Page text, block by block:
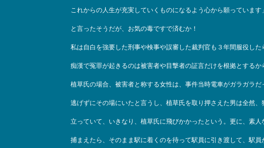
これからの人生が充実していくものになるよう心から願っています」
と言ったそうだが、お気の毒ですで済むか！
私は自白を強要した刑事や検事や誤審した裁判官も３年間服役した
痴漢で冤罪が起きるのは被害者や目撃者の証言だけを根拠とするか
植草氏の場合、被害者と称する女性は、事件当時電車がガラガラだ
逃げずにその場にいたと言うし、植草氏を取り押さえた男は全然
立っていて、いきなり、植草氏に飛びかかったという。更に、素
捕まえたら、そのまま駅に着くのを待って駅員に引き渡して、駅員